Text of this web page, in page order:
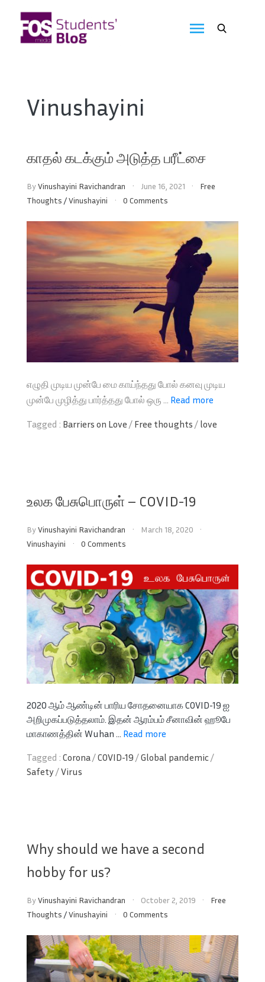
content
Blog
Vinushayini
காதல் கடக்கும் அடுத்த பரீட்சை
ByVinushayini Ravichandran June 16, 2021
Free
Thoughts /Vinushayini 0 Comments
எழுதி முடிய முன்பே மை காய்ந்தது போல் கனவு முடிய
முன்பே முழித்து பார்த்தது போல் ஒரு ... Read more
Tagged : Barriers on Love / Free thoughts / love
உலக பேசுபொருள் – COVID-19
ByVinushayini Ravichandran
March 18, 2020
Vinushayini
0 Comments
2020 ஆம் ஆண்டின் பாரிய சோதனையாக COVID-19 ஐ
அறிமுகப்படுத்தலாம். இதன் ஆரம்பம் சீனாவின் ஹூபே
மாகாணத்தின் Wuhan ... Read more
Tagged : Corona/COVID-19 /Global pandemic /
Safety/Virus
Why should we have a second
hobby for us?
ByVinushayini Ravichandran October 2, 2019
Free
Thoughts /Vinushayini 0 Comments